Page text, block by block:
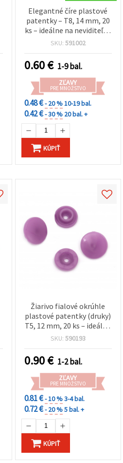
Elegantné číre plastové
patentky – T8, 14 mm, 20
ks – ideálne na neviditeľné
zapínanie, módne
SKU: 591002
0.60€ 1-9 bal.
ZĽAVY
PRE MNOŽSTVO
0.48 €- 20 %10-19 bal.
0.42 €- 30 % 20 bal. +
KÚPIŤ
Žiarivo fialové okrúhle
plastové patentky (druky)
T5, 12 mm, 20 ks – ideálne
na kreatívne šitie, detské
SKU: 590193
0.90€ 1-2 bal.
ZĽAVY
PRE MNOŽSTVO
0.81 €- 10 %3-4 bal.
0.72 €- 20 %5 bal. +
KÚPIŤ